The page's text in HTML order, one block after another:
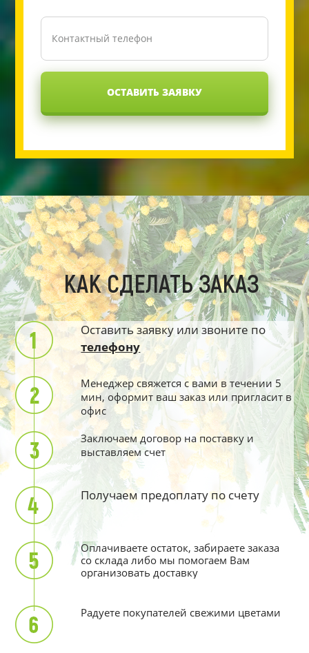
ОСТАВИТЬ ЗАЯВКУ
КАК СДЕЛАТЬ ЗАКАЗ
Оставить заявку или звоните по
телефону
Менеджер свяжется с вами в течении 5
мин, оформит ваш заказ или пригласит в
офис
Заключаем договор на поставку и
выставляем счет
Получаем предоплату по счету
Оплачиваете остаток, забираете заказа
со склада либо мы помогаем Вам
организовать доставку
Радуете покупателей свежими цветами